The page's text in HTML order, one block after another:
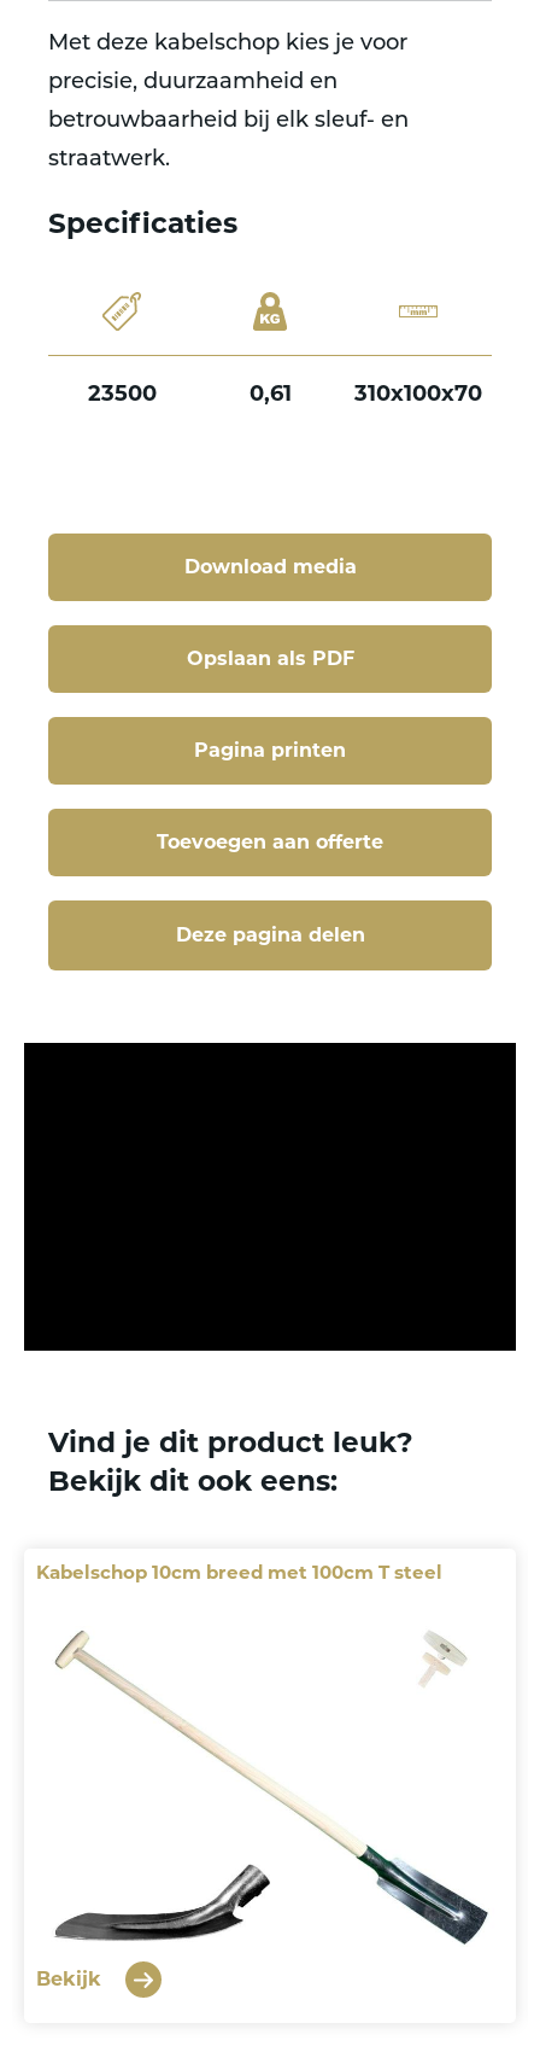
Download media
Opslaan als PDF
Pagina printen
Toevoegen aan offerte
Deze pagina delen
Met deze kabelschop kies je voor
precisie, duurzaamheid en
betrouwbaarheid bij elk sleuf- en
straatwerk.
Specificaties
23500 0,61 310x100x70
Vind je dit product leuk?
Bekijk dit ook eens:
Kabelschop 10cm breed met 100cm T steel
Bekijk